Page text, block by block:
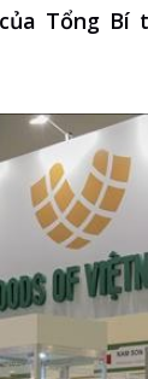
Tổng